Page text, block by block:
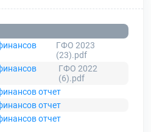
ГФО 2023
(23).pdf
ГФО 2022
(6).pdf
отчет
отчет
отчет